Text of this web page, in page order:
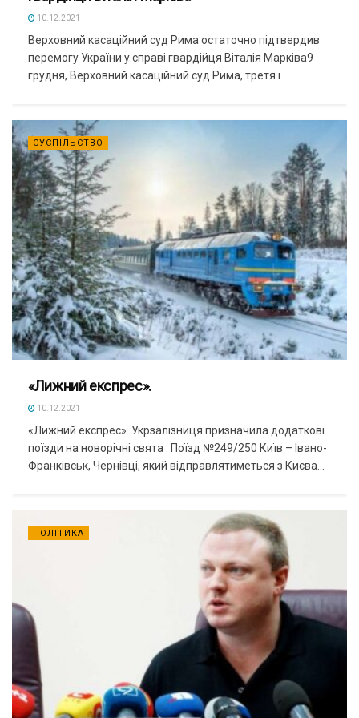
10.12.2021
Верховний касаційний суд Рима остаточно підтвердив
перемогу України у справі гвардійця Віталія Марківа9
грудня, Верховний касаційний суд Рима, третя і...
СУСПІЛЬСТВО
«Лижний експрес».
10.12.2021
«Лижний експрес». Укрзалізниця призначила додаткові
поїзди на новорічні свята . Поїзд №249/250 Київ – Івано-
Франківськ, Чернівці, який відправлятиметься з Києва...
ПОЛІТИКА